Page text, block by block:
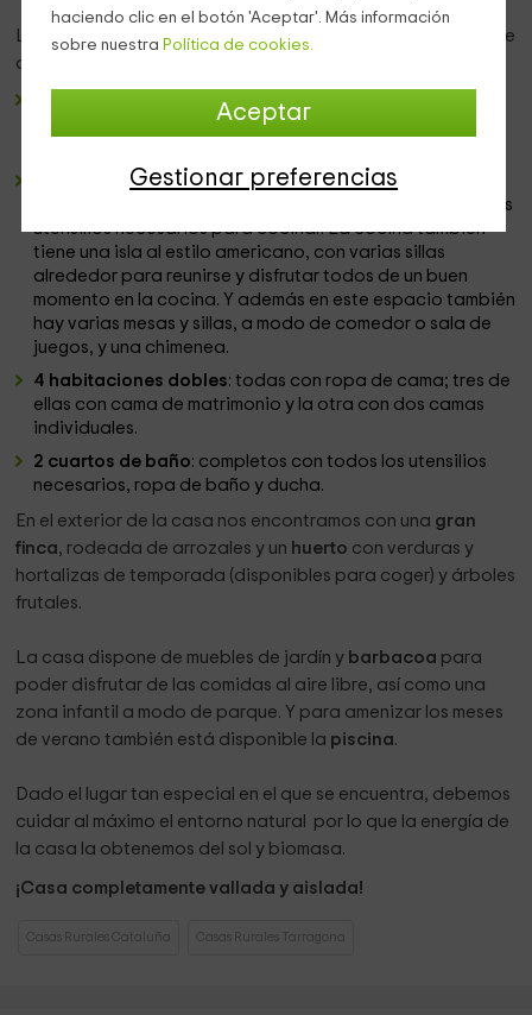
haciendo clic en el botón 'Aceptar'. Más información
sobre nuestra Política de cookies.
Aceptar
Gestionar preferencias
La casa está pensada para 8 personas
y se divide
de la siguiente manera:
Salón-comedor: con una zona con sillones y televisión,
para descansar y relajarse; y otra zona con una gran
Cocina: muy amplia con microondas, horno, lavavajillas,
vitrocerámica, campana, frigorífico y todo el menaje y los
utensilios necesarios para cocinar. La cocina también
tiene una isla al estilo americano, con varias sillas
alrededor para reunirse y disfrutar todos de un buen
momento en la cocina. Y además en este espacio también
hay varias mesas y sillas, a modo de comedor o sala de
juegos, y una chimenea.
4 habitaciones dobles: todas con ropa de cama; tres de
ellas con cama de matrimonio y la otra con dos camas
individuales.
2 cuartos de baño: completos con todos los utensilios
necesarios, ropa de baño y ducha.
En el exterior de la casa nos encontramos con una gran
finca, rodeada de arrozales y un huerto con verduras y
hortalizas de temporada (disponibles para coger) y árboles
frutales.
La casa dispone de muebles de jardín y barbacoa para
poder disfrutar de las comidas al aire libre, así como una
zona infantil a modo de parque. Y para amenizar los meses
de verano también está disponible la piscina.
Dado el lugar tan especial en el que se encuentra, debemos
cuidar al máximo el entorno natural por lo que la energía de
la casa la obtenemos del sol y biomasa.
¡Casa completamente vallada y aislada!
Casas Rurales Cataluña Casas Rurales Tarragona